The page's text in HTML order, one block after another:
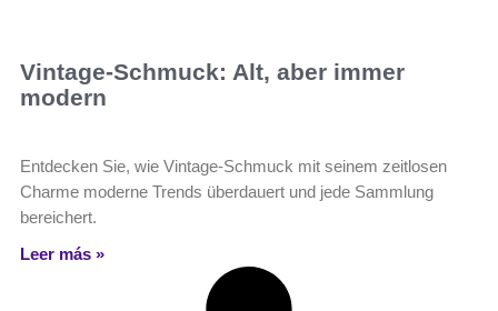
Vintage-Schmuck: Alt, aber immer
modern
Entdecken Sie, wie Vintage-Schmuck mit seinem zeitlosen
Charme moderne Trends überdauert und jede Sammlung
bereichert.
Leer más »